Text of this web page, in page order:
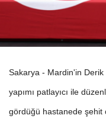
Sakarya - Mardin'in Derik
yapımı patlayıcı ile
gördüğü hastanede şehit